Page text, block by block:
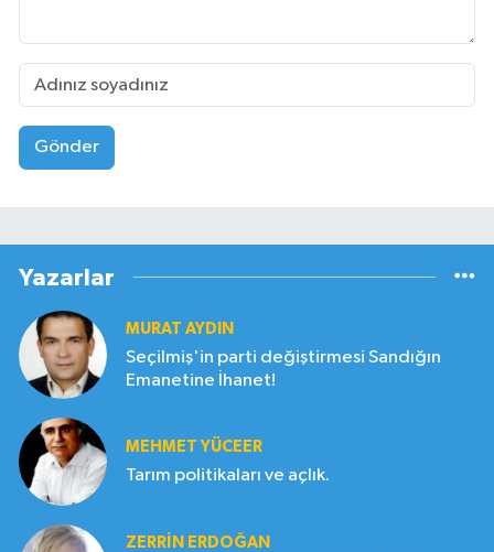
Gönder
Yazarlar
MURAT AYDIN
Seçilmiş'in parti değiştirmesi Sandığın
Emanetine İhanet!
MEHMET YÜCEER
Tarım politikaları ve açlık.
ZERRIN ERDOĞAN